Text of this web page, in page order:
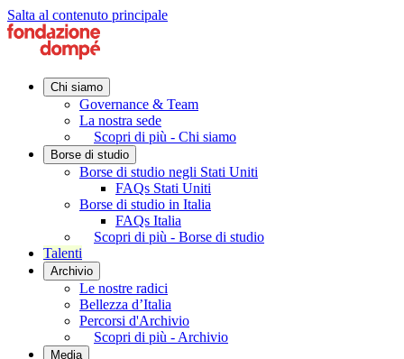
Salta al contenuto principale
Chi siamo
Governance & Team
La nostra sede
Scopri di più - Chi siamo
Borse di studio
Borse di studio negli Stati Uniti
FAQs Stati Uniti
Borse di studio in Italia
FAQs Italia
Scopri di più - Borse di studio
Talenti
Archivio
Le nostre radici
Bellezza d’Italia
Percorsi d'Archivio
Scopri di più - Archivio
Media